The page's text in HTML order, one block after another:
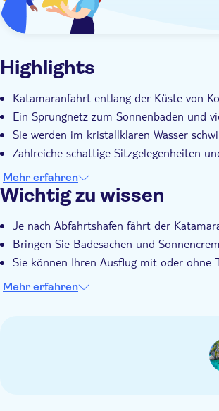
Highlights
Katamaranfahrt entlang der Küste von
Ein Sprungnetz zum Sonnenbaden und
Sie werden im kristallklaren Wasser
Zahlreiche schattige Sitzgelegenheiten
Mehr erfahren
Wichtig zu wissen
Je nach Abfahrtshafen fährt der
Bringen Sie Badesachen und
Sie können Ihren Ausflug mit oder ohne
Mehr erfahren